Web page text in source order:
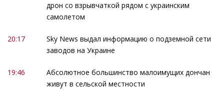
дрон со взрывчаткой рядом с украинским
самолетом
20:17
Sky News выдал информацию о подземной сети
заводов на Украине
19:46
Абсолютное большинство малоимущих дончан
живут в сельской местности